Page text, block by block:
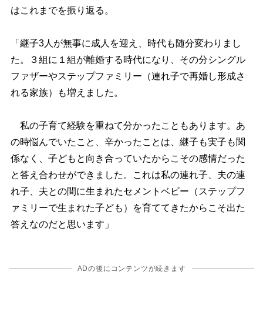
はこれまでを振り返る。
「継子3人が無事に成人を迎え、時代も随分変わりまし
た。３組に１組が離婚する時代になり、その分シングル
ファザーやステップファミリー（連れ子で再婚し形成さ
れる家族）も増えました。
私の子育て経験を重ねて分かったこともあります。あ
の時悩んでいたこと、辛かったことは、継子も実子も関
係なく、子どもと向き合っていたからこその感情だった
と答え合わせができました。これは私の連れ子、夫の連
れ子、夫との間に生まれたセメントベビー（ステップフ
ァミリーで生まれた子ども）を育ててきたからこそ出た
答えなのだと思います」
ADの後にコンテンツが続きます